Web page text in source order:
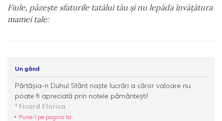
Fiule, păzeşte sfaturile tatălui tău şi nu lepăda învăţătura
mamei tale:
Un gând
Părtăşia-n Duhul Sfânt naşte lucrări a căror valoare nu
poate fi apreciată prin notele pământeşti!
Ficard Florica
Pune-l pe pagina ta